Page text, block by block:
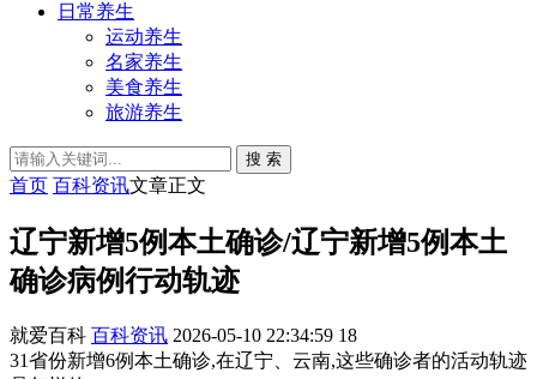
日常养生
运动养生
名家养生
美食养生
旅游养生
搜 索
首页 百科资讯文章正文
辽宁新增5例本土确诊/辽宁新增5例本土
确诊病例行动轨迹
就爱百科 百科资讯 2026-05-10 22:34:59 18
31省份新增6例本土确诊,在辽宁、云南,这些确诊者的活动轨迹